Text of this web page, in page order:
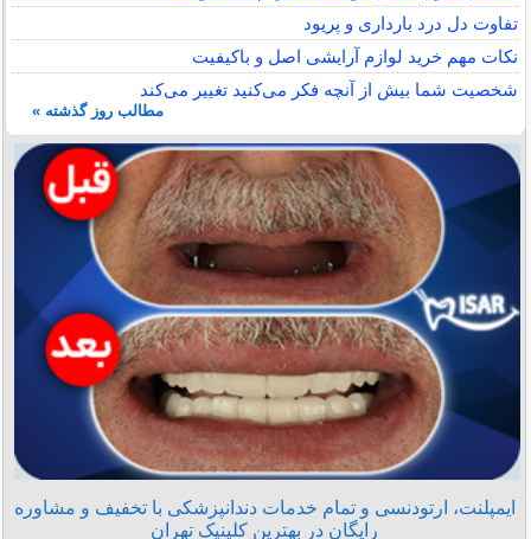
تفاوت دل درد بارداری و پریود
نکات مهم خرید لوازم آرایشی اصل و باکیفیت
شخصیت شما بیش از آنچه فکر می‌کنید تغییر می‌کند
مطالب روز گذشته »
ایمپلنت، ارتودنسی و تمام خدمات دندانپزشکی با تخفیف و مشاوره
رایگان در بهترین کلینیک تهران